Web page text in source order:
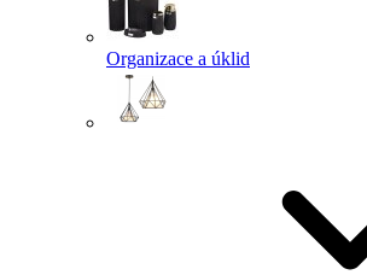
Organizace a úklid